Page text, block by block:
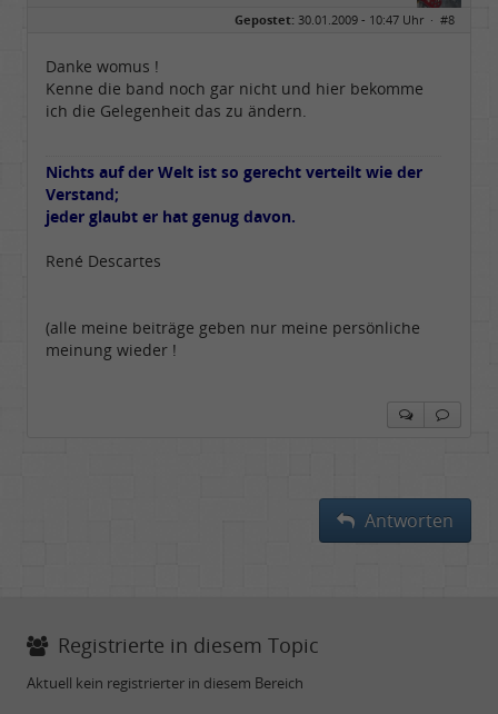
Dabei seit:
05 / 2006
Gepostet: 30.01.2009 - 10:47 Uhr · #8
Danke womus !
Kenne die band noch gar nicht und hier bekomme
ich die Gelegenheit das zu ändern.
Nichts auf der Welt ist so gerecht verteilt wie der
Verstand;
jeder glaubt er hat genug davon.
René Descartes
(alle meine beiträge geben nur meine persönliche
meinung wieder !
Antworten
Registrierte in diesem Topic
Aktuell kein registrierter in diesem Bereich